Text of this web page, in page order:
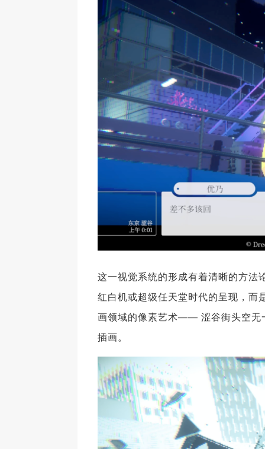
这一视觉系统的形成有着清晰的方法
红白机或超级任天堂时代的呈现，而
画领域的像素艺术—— 涩谷街头空无
插画。